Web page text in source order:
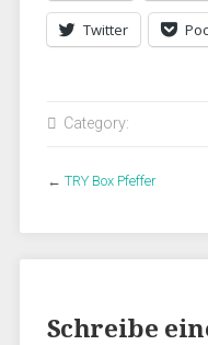
Twitter
Category:
← TRY Box Pfeffer
Schreibe